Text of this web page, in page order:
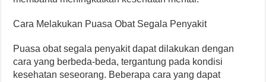
Cara Melakukan Puasa Obat Segala Penyakit
Puasa obat segala penyakit dapat dilakukan dengan
cara yang berbeda-beda, tergantung pada kondisi
kesehatan seseorang. Beberapa cara yang dapat